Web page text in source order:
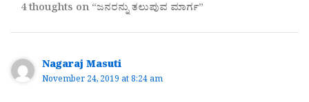
4 thoughts on “ಜನರನ್ನು ತಲುಪುವ ಮಾರ್ಗ”
Nagaraj Masuti
November 24, 2019 at 8:24 am